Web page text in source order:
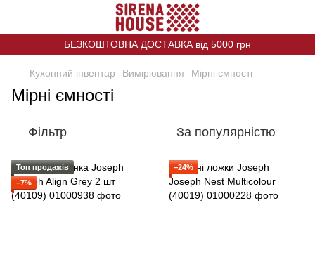
БЕЗКОШТОВНА ДОСТАВКА від 5000 грн
Кухонний інвентар Вимірювання Мірні ємності
Мірні ємності
Фільтр За популярністю
Топ продажів
−7%
−24%